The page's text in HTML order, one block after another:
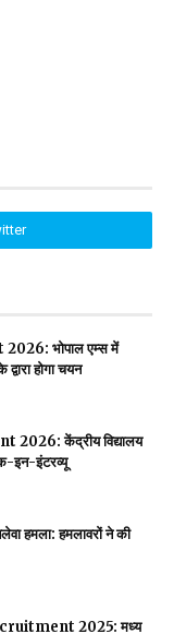
भोपाल एम्स में
होगा चयन
केंद्रीय विद्यालय
इन-इंटरव्यू
हमला: हमलावरों ने की
2025: मध्य